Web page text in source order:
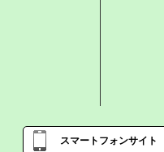
スマートフォンサイト